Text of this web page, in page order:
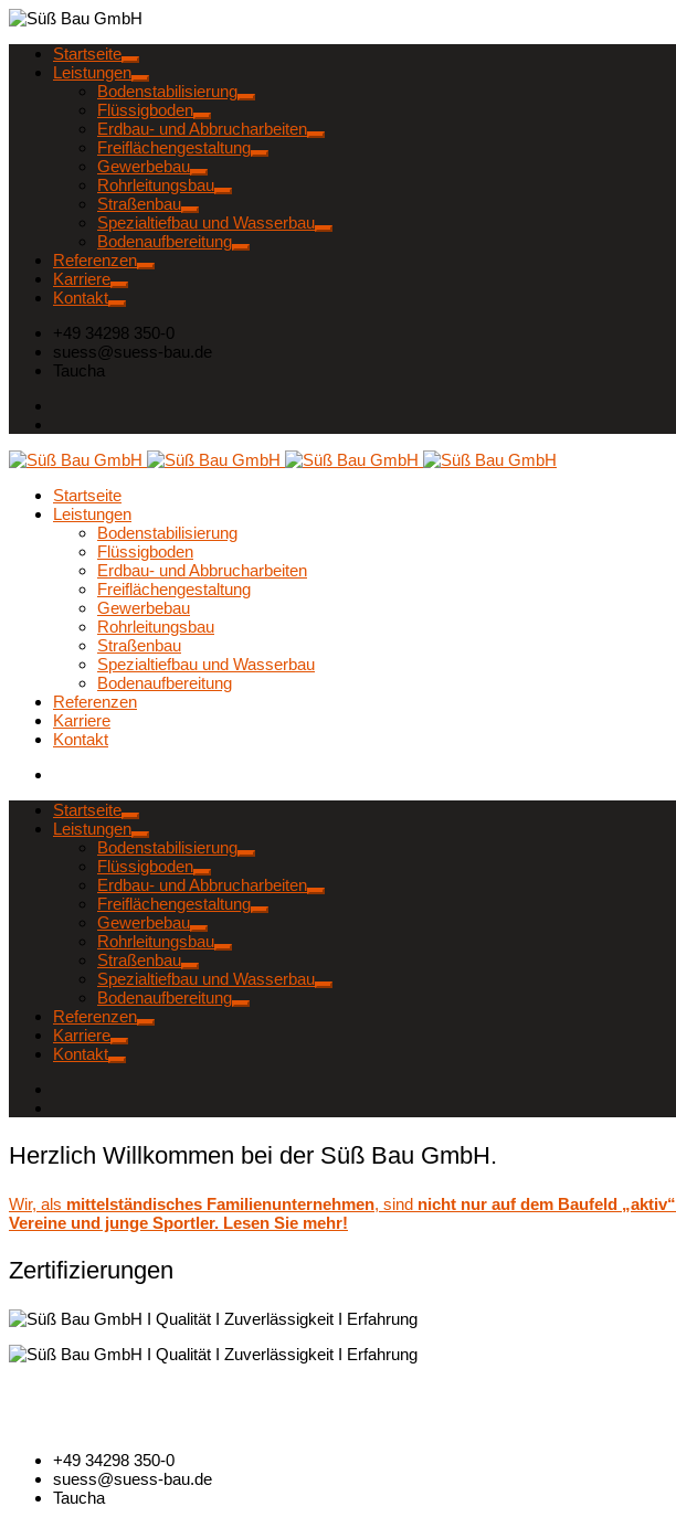
Startseite
Leistungen
Bodenstabilisierung
Flüssigboden
Erdbau- und Abbrucharbeiten
Freiflächengestaltung
Gewerbebau
Rohrleitungsbau
Straßenbau
Spezialtiefbau und Wasserbau
Bodenaufbereitung
Referenzen
Karriere
Kontakt
+49 34298 350-0
suess@suess-bau.de
Taucha
Startseite
Leistungen
Bodenstabilisierung
Flüssigboden
Erdbau- und Abbrucharbeiten
Freiflächengestaltung
Gewerbebau
Rohrleitungsbau
Straßenbau
Spezialtiefbau und Wasserbau
Bodenaufbereitung
Referenzen
Karriere
Kontakt
Startseite
Leistungen
Bodenstabilisierung
Flüssigboden
Erdbau- und Abbrucharbeiten
Freiflächengestaltung
Gewerbebau
Rohrleitungsbau
Straßenbau
Spezialtiefbau und Wasserbau
Bodenaufbereitung
Referenzen
Karriere
Kontakt
Herzlich Willkommen bei der Süß Bau GmbH.
Wir, als mittelständisches Familienunternehmen, sind nicht nur auf dem Baufeld „aktiv“
Vereine und junge Sportler. Lesen Sie mehr!
Zertifizierungen
+49 34298 350-0
suess@suess-bau.de
Taucha